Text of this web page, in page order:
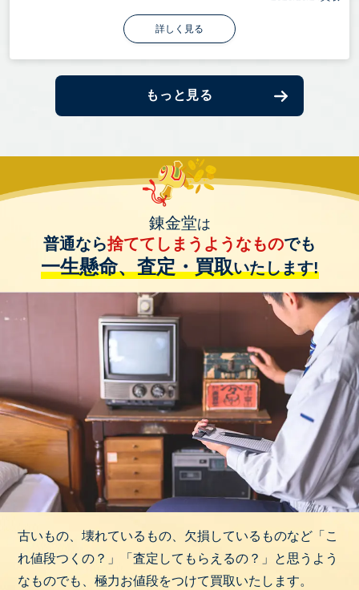
詳しく見る
もっと見る
錬金堂は
普通なら捨ててしまうようなものでも
一生懸命、査定・買取いたします!
古いもの、壊れているもの、欠損しているものなど「こ
れ値段つくの？」「査定してもらえるの？」と思うよう
なものでも、極力お値段をつけて買取いたします。